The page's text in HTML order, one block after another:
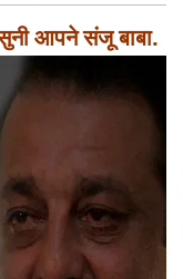
आपने संजू बाबा.